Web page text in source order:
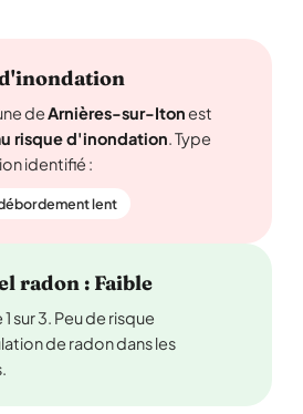
deArnières-sur-Itonest
risque d'inondation. Type
identifié :
lent
radon : Faible
sur 3. Peu de risque
de radon dans les